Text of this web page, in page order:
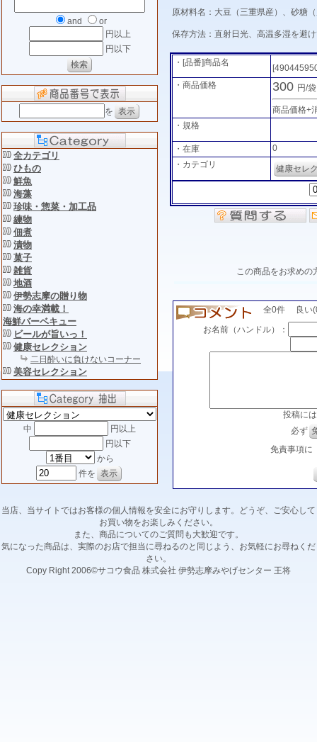
and
or
円以上
円以下
を
全カテゴリ
ひもの
鮮魚
海藻
珍味・惣菜・加工品
練物
佃煮
漬物
菓子
雑貨
地酒
伊勢志摩の贈り物
海の幸満載！
海鮮バーベキュー
ビールが旨いっ！
健康セレクション
二日酔いに負けないコーナー
美容セレクション
中
円以上
円以下
から
件を
原材料名：大豆（三重県産）、砂糖
保存方法：直射日光、高温多湿を避
・[品番]商品名
・商品価格
300 円/
商品価格+
・規格
・在庫
0
・カテゴリ
健康セレ
この商品をお求め
全0件 良い
お名前（ハンドル）：
投稿に
必ず
免責事項に
当店、当サイトではお客様の個人情報を安全にお守りします。どうぞ、ご安心して
お買い物をお楽しみください。
また、商品についてのご質問も大歓迎です。
気になった商品は、実際のお店で担当に尋ねるのと同じよう、お気軽にお尋ねくだ
さい。
Copy Right 2006©サコウ食品 株式会社 伊勢志摩みやげセンター 王将